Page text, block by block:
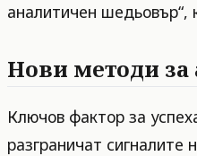
аналитичен шедьовър“,
Нови методи
Ключов фактор за
разграничат